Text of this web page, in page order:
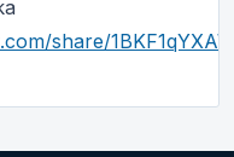
share/